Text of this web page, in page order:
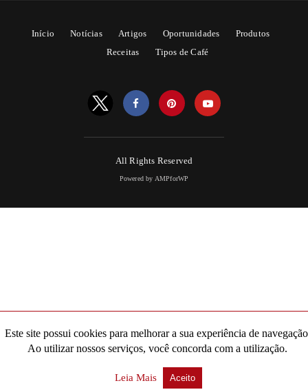
Início Notícias Artigos Oportunidades
Produtos
Receitas
Tipos de Café
All Rights Reserved
Powered by AMPforWP
Este site possui cookies para melhorar a sua experiência de
Ao utilizar nossos serviços, você concorda com a utilização.
Leia Mais Aceito